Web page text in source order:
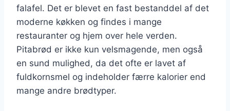
falafel. Det er blevet en fast bestanddel af det
moderne køkken og findes i mange
restauranter og hjem over hele verden.
Pitabrød er ikke kun velsmagende, men også
en sund mulighed, da det ofte er lavet af
fuldkornsmel og indeholder færre kalorier end
mange andre brødtyper.